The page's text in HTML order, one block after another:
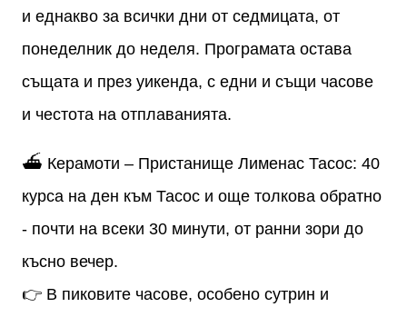
и еднакво за всички дни от седмицата, от
понеделник до неделя. Програмата остава
същата и през уикенда, с едни и същи часове
и честота на отплаванията.
⛴ Керамоти – Пристанище Лименас Тасос: 40
курса на ден към Тасос и още толкова обратно
- почти на всеки 30 минути, от ранни зори до
късно вечер.
👉 В пиковите часове, особено сутрин и